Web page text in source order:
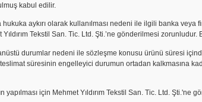
kabul edilir.
aykırı olarak kullanılması nedeni ile ilgili banka
Tekstil San. Tic. Ltd. Şti.’ne gönderilmesi zorunludur.
durumlar nedeni ile sözleşme konusu ürünü süresi
süresinin engelleyici durumun ortadan kalkmasına
için Mehmet Yıldırım Tekstil San. Tic. Ltd. Şti.'ne